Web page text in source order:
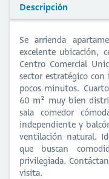
Descripción
Se arrienda
excelente ubicación,
Centro Comercial
sector estratégico con
pocos minutos.
60 m² muy bien
sala comedor
independiente y
ventilación natural.
que buscan
privilegiada.
visita.